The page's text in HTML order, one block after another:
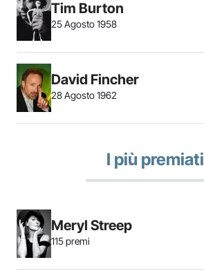
Tim Burton
25 Agosto 1958
David Fincher
28 Agosto 1962
I più premiati
Meryl Streep
115 premi